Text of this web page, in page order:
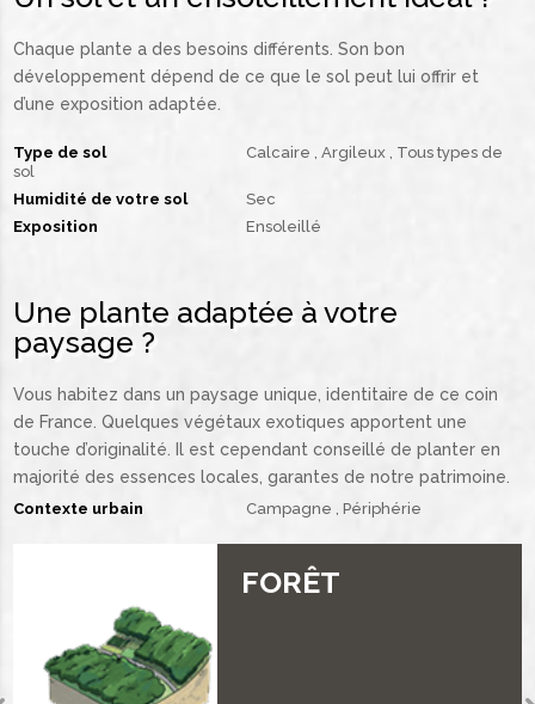
Chaque plante a des besoins différents. Son bon
développement dépend de ce que le sol peut lui offrir et
d’une exposition adaptée.
Type de sol Calcaire Argileux
Tous types de
sol
Humidité de votre sol
Sec
Exposition
Ensoleillé
Une plante adaptée à votre
paysage ?
Vous habitez dans un paysage unique, identitaire de ce coin
de France. Quelques végétaux exotiques apportent une
touche d’originalité. Il est cependant conseillé de planter en
majorité des essences locales, garantes de notre patrimoine.
Contexte urbain Campagne Périphérie
PLAINE ET